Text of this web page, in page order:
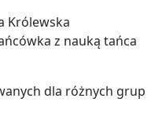
Królewska
z nauką tańca
dla różnych grup